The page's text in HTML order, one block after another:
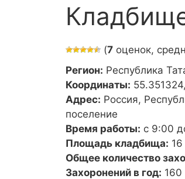
(7 оценок,
Регион: Республика
Координаты:
Адрес: Россия,
поселение
Время работы: с 9:00
Площадь кладбища: 16
Общее количество
Захоронений в год: 160